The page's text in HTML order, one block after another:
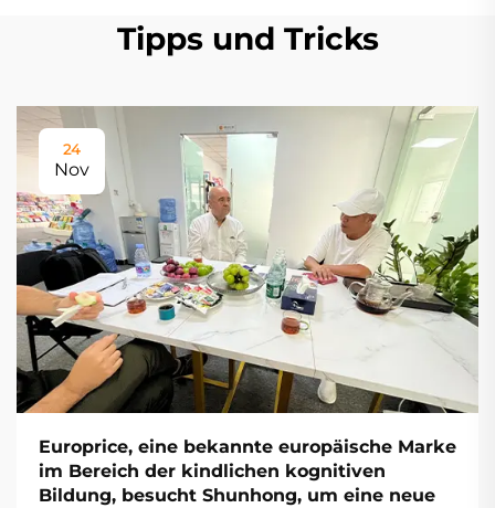
Tipps und Tricks
24
Nov
Europrice, eine bekannte europäische Marke
im Bereich der kindlichen kognitiven
Bildung, besucht Shunhong, um eine neue